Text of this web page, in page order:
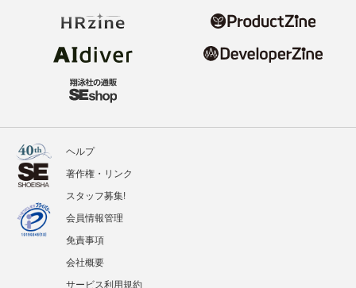
ヘルプ
著作権・リンク
スタッフ募集!
会員情報管理
免責事項
会社概要
サービス利用規約